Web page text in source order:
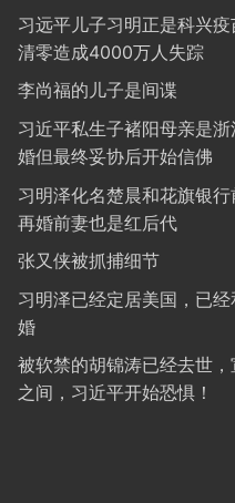
习远平儿子习明正是科兴
清零造成4000万人失踪
李尚福的儿子是间谍
习近平私生子褚阳母亲是
婚但最终妥协后开始信佛
习明泽化名楚晨和花旗银
再婚前妻也是红后代
张又侠被抓捕细节
习明泽已经定居美国，已
婚
被软禁的胡锦涛已经去世
之间，习近平开始恐惧！